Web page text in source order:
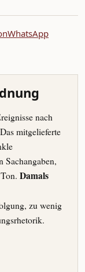
WhatsApp
nach
mitgelieferte
Sachangaben,
Damals
zu wenig